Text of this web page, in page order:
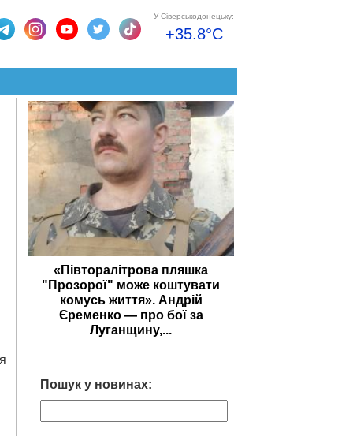
У Сіверськодонецьку:
+35.8°C
«Півторалітрова пляшка
"Прозорої" може коштувати
комусь життя». Андрій
Єременко — про бої за
Луганщину,...
Пошук у новинах: